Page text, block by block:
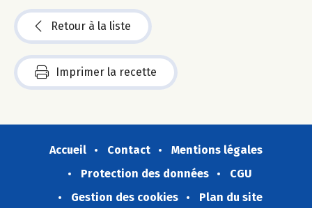
Retour à la liste
Imprimer la recette
Accueil Contact
Mentions légales
Protection des données
CGU
Gestion des cookies
Plan du site